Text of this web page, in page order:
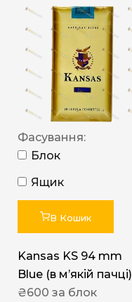
Фасування:
Блок
Ящик
В Кошик
Kansas KS 94 mm
Blue (в мʼякій пачці)
₴600 за блок